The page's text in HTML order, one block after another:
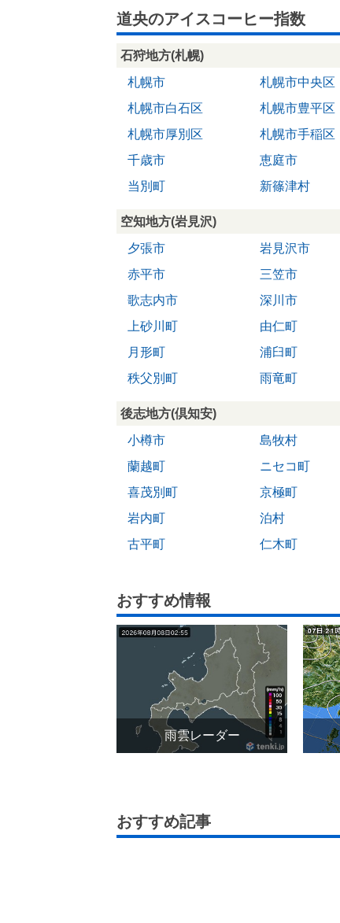
道央のアイスコーヒー指数
石狩地方(札幌)
札幌市
札幌市中央区
札幌市白石区
札幌市豊平区
札幌市厚別区
札幌市手稲区
千歳市
恵庭市
当別町
新篠津村
空知地方(岩見沢)
夕張市
岩見沢市
赤平市
三笠市
歌志内市
深川市
上砂川町
由仁町
月形町
浦臼町
秩父別町
雨竜町
後志地方(倶知安)
小樽市
島牧村
蘭越町
ニセコ町
喜茂別町
京極町
岩内町
泊村
古平町
仁木町
おすすめ情報
雨雲レーダー
おすすめ記事